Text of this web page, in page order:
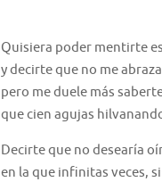
Quisiera poder mentirte
y decirte que no me
pero me duele más
que cien agujas
Decirte que no desearía
en la que infinitas veces,